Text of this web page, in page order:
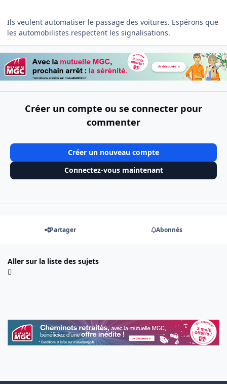
Ils veulent automatiser le passage des voitures. Espérons que
les automobilistes respectent les signalisations.
Créer un compte ou se connecter pour
commenter
Créer un nouveau compte
Connectez-vous maintenant
Partager Abonnés
Aller sur la liste des sujets